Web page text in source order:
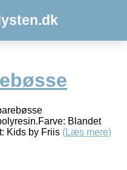
Blandet
Kids by Friis (Læs mere)